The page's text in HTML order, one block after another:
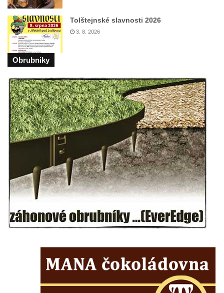
Velešíně
Pomník J. V. Kamarýta v Krumlovské ulici ve
Velešíně
Pamětní deska arcibiskupa Micara ve
vstupu do poutního místa Římov
Plastika Koule v Gutenbergově ulici v
Liberci
Pamětní deska Vojtěcha Kocmicha na
domě čp. 37 v ulici Betlém v Římově
Pomník na paměť zrušení roboty v Plavu
Socha vodníka v Plavu
Socha svatého Jana Nepomuckého v
Třebušíně
Pamětní deska Johanna Nepomuka
května v Rumburku
severně od Tokáně
Obrázek svatého Huberta na buku svatého
Tolštejnské slavnosti 2026
3. 8. 2026
Obrubniky